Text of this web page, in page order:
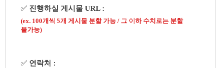
✅ 진행하실 게시물 URL :
(ex. 100개씩 5개 게시물 분할 가능 / 그 이하 수치로는 분할
불가능)
✅ 연락처 :